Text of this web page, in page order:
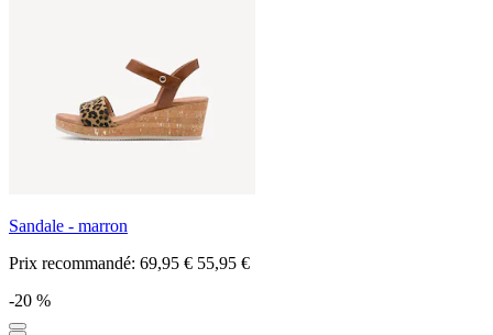
Sandale - marron
Prix recommandé: 69,95 € 55,95 €
-20 %